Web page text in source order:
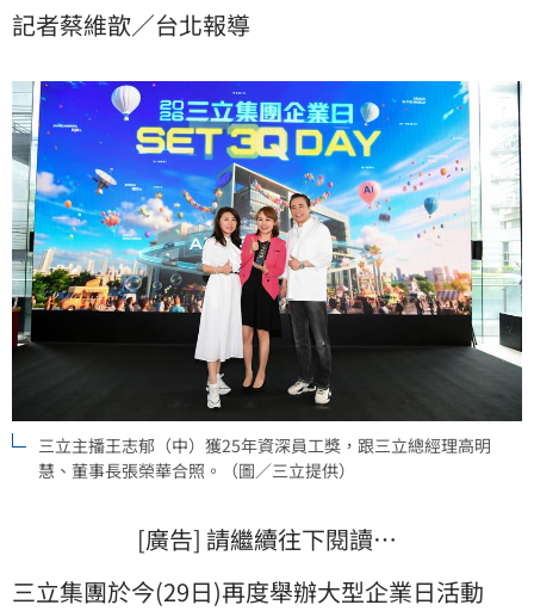
記者蔡維歆／台北報導
三立主播王志郁（中）獲25年資深員工獎，跟三立總經理高明
慧、董事長張榮華合照。（圖／三立提供）
[廣告] 請繼續往下閱讀…
三立集團於今(29日)再度舉辦大型企業日活動